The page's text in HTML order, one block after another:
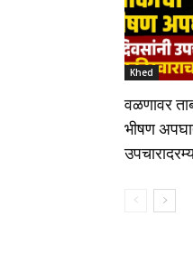
Khed
वळणावर
भीषण